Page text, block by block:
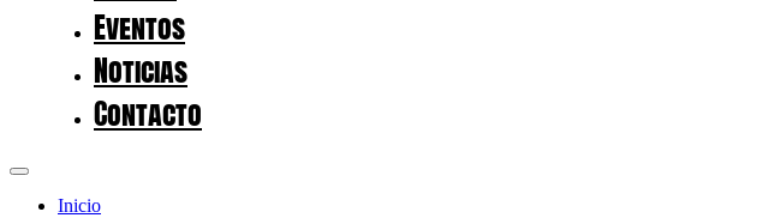
Eventos
Noticias
Contacto
Inicio